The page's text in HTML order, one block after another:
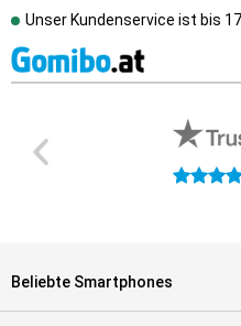
Unser Kundenservice ist bis
4.9
Beliebte Smartphones